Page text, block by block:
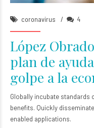
coronavirus 4
López
plan de
golpe a la
Globally incubate standards
benefits. Quickly
enabled applications.